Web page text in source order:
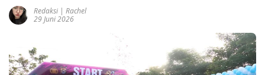
Redaksi | Rachel
29 Juni 2026